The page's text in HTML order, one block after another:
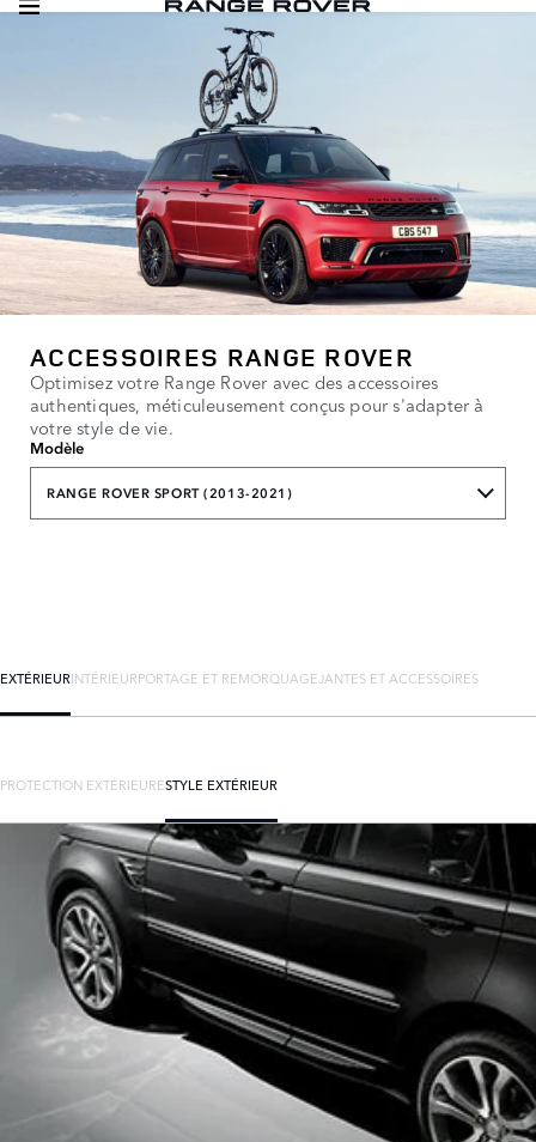
ACCESSOIRES RANGE ROVER
Optimisez votre Range Rover avec des accessoires
authentiques, méticuleusement conçus pour s'adapter à
votre style de vie.
Modèle
RANGE ROVER SPORT (2013-2021)
EXTÉRIEURINTÉRIEURPORTAGE ET REMORQUAGEJANTES ET ACCESSOIRES
PROTECTION EXTÉRIEURESTYLE EXTÉRIEUR